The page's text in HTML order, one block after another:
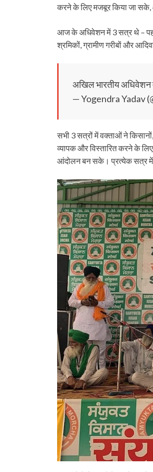
करने के लिए मजबूर किया जा सके,
आज के अधिवेशन में 3 सत्र थे –
श्रमिकों, ग्रामीण गरीबों और
अखिल भारतीय अधिवेशन
— Yogendra Yadav
सभी 3 सत्रों में वक्ताओं ने
व्यापक और विस्तारित करने के
आंदोलन बन सके। प्रत्येक सत्र में